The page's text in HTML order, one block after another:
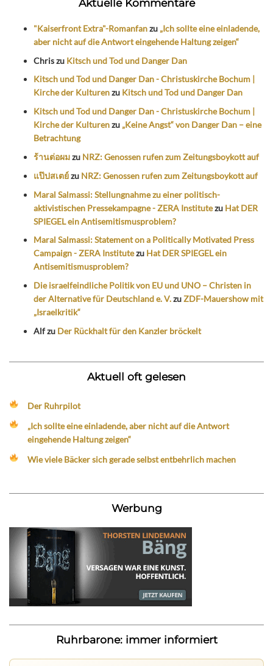
Aktuelle Kommentare
"Kaiserfront Extra"-Romanfanzu „Ich sollte eine einladende,
aber nicht auf die Antwort eingehende Haltung zeigen“
Chriszu Kitsch und Tod und Danger Dan
Kitsch und Tod und Danger Dan - Christuskirche Bochum |
Kirche der Kulturenzu Kitsch und Tod und Danger Dan
Kitsch und Tod und Danger Dan - Christuskirche Bochum |
Kirche der Kulturenzu „Keine Angst“ von Danger Dan – eine
Betrachtung
ร้านต่อผมzu NRZ: Genossen rufen zum Zeitungsboykott auf
แป๊ปสเตย์zu NRZ: Genossen rufen zum Zeitungsboykott auf
Maral Salmassi: Stellungnahme zu einer politisch-
aktivistischen Pressekampagne - ZERA Institutezu Hat DER
SPIEGEL ein Antisemitismusproblem?
Maral Salmassi: Statement on a Politically Motivated Press
Campaign - ZERA Institutezu Hat DER SPIEGEL ein
Antisemitismusproblem?
Die israelfeindliche Politik von EU und UNO – Christen in
der Alternative für Deutschland e. V.zuZDF-Mauershow mit
„Israelkritik“
Alfzu Der Rückhalt für den Kanzler bröckelt
Aktuell oft gelesen
Der Ruhrpilot
„Ich sollte eine einladende, aber nicht auf die Antwort
eingehende Haltung zeigen“
Wie viele Bäcker sich gerade selbst entbehrlich machen
Werbung
Ruhrbarone: immer informiert